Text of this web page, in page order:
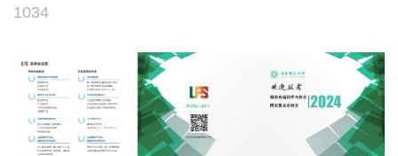
研究生培养
1034